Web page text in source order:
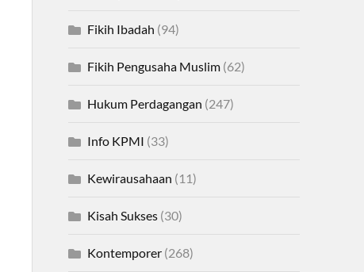
Fikih Ibadah (94)
Fikih Pengusaha Muslim(62)
Hukum Perdagangan (247)
Info KPMI (33)
Kewirausahaan (11)
Kisah Sukses(30)
Kontemporer(268)